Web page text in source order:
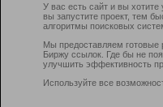
У вас есть сайт и вы
вы запустите проект, тем
алгоритмы поисковых
Мы предоставляем
Биржу ссылок. Где бы не
улучшить эффективность
Используйте все